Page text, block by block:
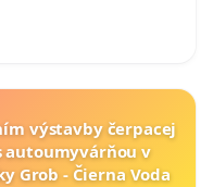
výstavby čerpacej
autoumyvárňou v
Grob - Čierna Voda